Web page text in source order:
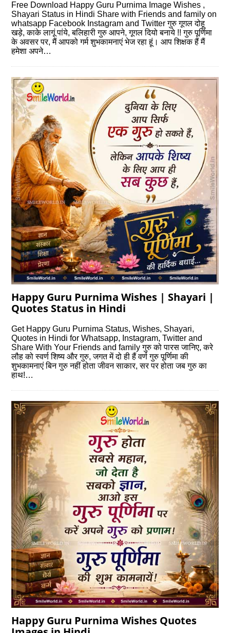
Free Download Happy Guru Purnima Image Wishes ,
Shayari Status in Hindi Share with Friends and family on
whatsapp Facebook Instagram and Twitter गुरु गूगल दोहू
खड़े, काके लागूं पांये, बलिहारी गुरु आपने, गूगल दियो बनाये !! गुरु पूर्णिमा
के अवसर पर, मैं आपको गर्म शुभकामनाएं भेज रहा हूं। आप शिक्षक हैं मैं
हमेशा अपने…
Happy Guru Purnima Wishes | Shayari |
Quotes Status in Hindi
Get Happy Guru Purnima Status, Wishes, Shayari,
Quotes in Hindi for Whatsapp, Instagram, Twitter and
Share With Your Friends and family गुरु को पारस जानिए, करे
लौह को स्वर्ण शिष्य और गुरु, जगत में दो ही हैं वर्ण गुरु पूर्णिमा की
शुभकामनाएं बिन गुरु नहीं होता जीवन साकार, सर पर होता जब गुरु का
हाथ!…
Happy Guru Purnima Wishes Quotes